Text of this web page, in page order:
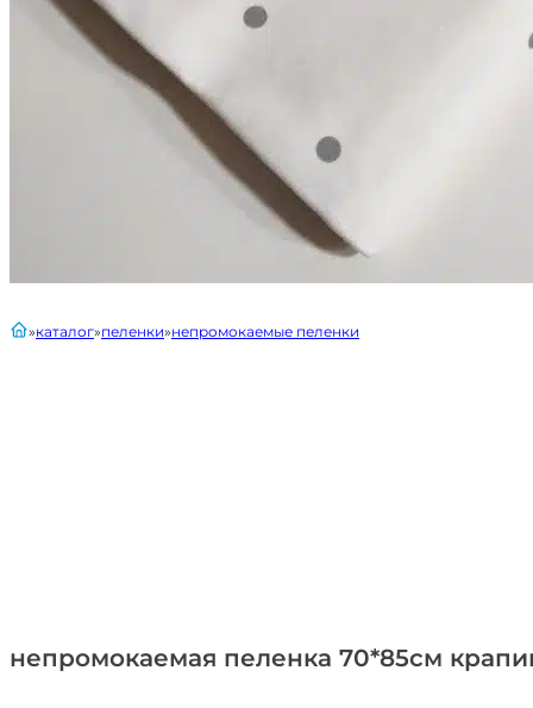
непромокаемая пеленка 70*85см
главнаякаталог пеленки непромокаемые пеленки